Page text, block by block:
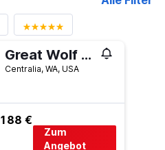
Great Wolf Lodge Grand Mound
Centralia, WA, USA
188 €
Zum
Angebot